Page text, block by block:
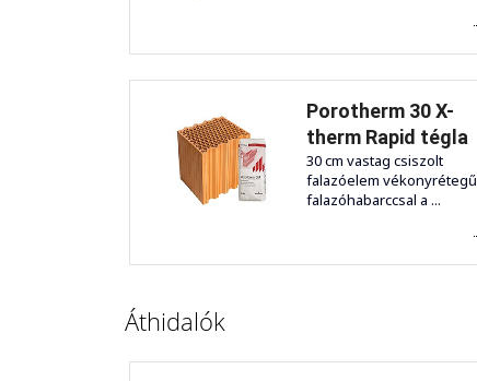
Porotherm 30 X-
therm Rapid tégla
30 cm vastag csiszolt
falazóelem vékonyrétegű
falazóhabarccsal a ...
Áthidalók